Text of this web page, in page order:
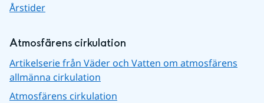
Årstider
Atmosfärens cirkulation
Artikelserie från Väder och Vatten om atmosfärens
allmänna cirkulation
Atmosfärens cirkulation